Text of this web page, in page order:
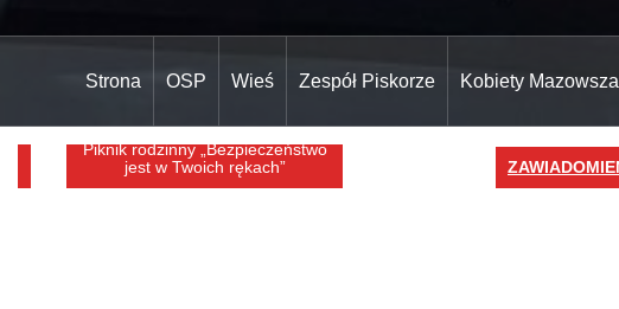
Strona OSP Wieś Zespół Piskorze Kobiety Mazowsza
Piknik rodzinny „Bezpieczeństwo
jest w Twoich rękach”
ZAWIADOMIENIE